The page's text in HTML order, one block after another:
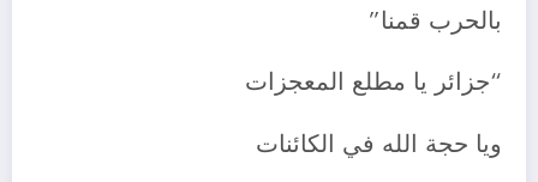
بالحرب قمنا”
“جزائر يا مطلع المعجزات
ويا حجة الله في الكائنات